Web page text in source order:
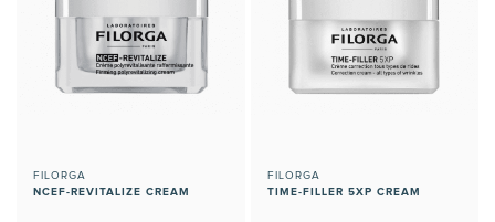
FILORGA
NCEF-REVITALIZE CREAM
FILORGA
TIME-FILLER 5XP CREAM